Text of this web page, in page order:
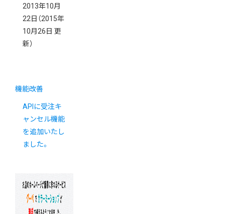
2013年10月
22日 （2015年
10月26日 更
新）
機能改善
APIに受注キ
ャンセル機能
を追加いたし
ました。